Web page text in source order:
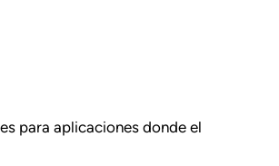
para aplicaciones donde el